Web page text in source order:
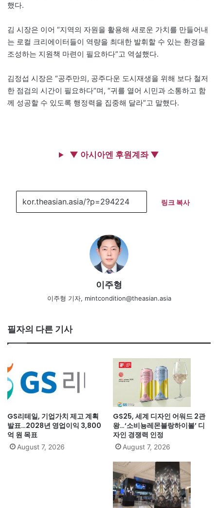
했다.
김 시장은 이어 “지역의 자원을 활용해 새로운 가치를 만들어내
는 로컬 크리에이터들이 역량을 최대한 발휘할 수 있는 환경을
조성하는 지원책 마련이 필요하다”고 역설했다.
김정섭 시장은 “공주만의, 공주다운 도시재생을 위해 보다 철저
한 점검의 시간이 필요하다”며, “귀를 열어 시민과 소통하고 함
께 성공할 수 있도록 행정력을 집중해 달라”고 말했다.
▼ 아시아엔 후원계좌 ▼
링크 복사
이주형
이주형 기자, mintcondition@theasian.asia
필자의 다른 기사
GS리테일, 기업가치 제고 계획
발표…2028년 영업이익 3,800
억 원 목표
August 7, 2026
GS25, 세계 디자인 어워드 2관
왕…‘소비뇽레몬블랑하이볼’ 디
자인 경쟁력 인정
August 7, 2026